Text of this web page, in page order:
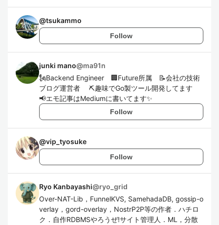
@tsukammo
Follow
junki mano@ma91n
🗽Backend Engineer 🏢Future所属 📝会社の技術
ブログ運営者 ⛏趣味でGo製ツール開発してます
📢エモ記事はMediumに書いてます✨
Follow
@vip_tyosuke
Follow
Ryo Kanbayashi@ryo_grid
Over-NAT-Lib，FunnelKVS, SamehadaDB, gossip-o
verlay，gord-overlay，NostrP2P等の作者．ハチロ
ク．自作RDBMSやろうぜ!サイト管理人．ML，分散